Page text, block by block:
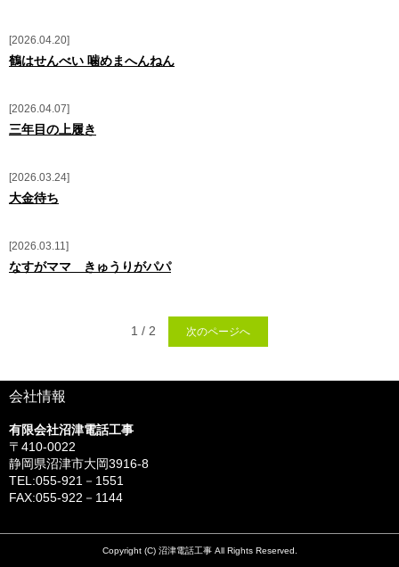
2026.04.20
鶴はせんべい 噛めまへんねん
2026.04.07
三年目の上履き
2026.03.24
大金待ち
2026.03.11
なすがママ きゅうりがパパ
1 / 2 次のページへ
会社情報
有限会社沼津電話工事
〒410-0022
静岡県沼津市大岡3916‐8
TEL:055-921－1551
FAX:055-922－1144
Copyright (C) 沼津電話工事 All Rights Reserved.